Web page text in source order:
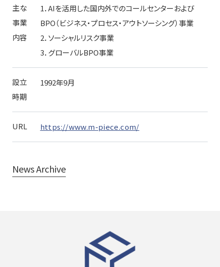
主な
事業
内容
1．AIを活用した国内外でのコールセンターおよび
BPO（ビジネス・プロセス・アウトソーシング）事業
2．ソーシャルリスク事業
3．グローバルBPO事業
設立
時期
1992年9月
URL https://www.m-piece.com/
News Archive